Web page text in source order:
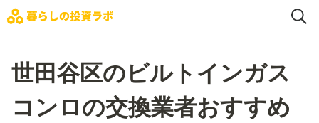
世田谷区のビルトインガス
コンロの交換業者おすすめ